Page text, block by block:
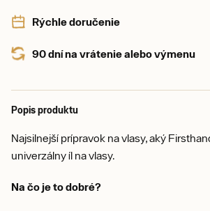
Rýchle doručenie
90 dní na vrátenie alebo výmenu
Popis produktu
Najsilnejší prípravok na vlasy, aký
univerzálny íl na vlasy.
Na čo je to dobré?